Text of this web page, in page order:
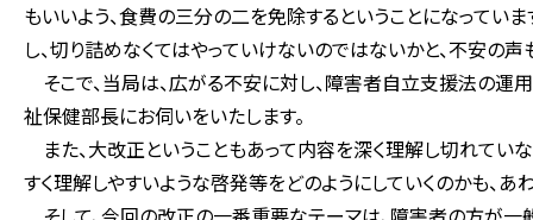
もいいよう、食費の三分の二を免除するということになってい
し、切り詰めなくてはやっていけないのではないかと、不安の声
そこで、当局は、広がる不安に対し、障害者自立支援法の運
祉保健部長にお伺いをいたします。
また、大改正ということもあって内容を深く理解し切れてい
すく理解しやすいような啓発等をどのようにしていくのかも、あ